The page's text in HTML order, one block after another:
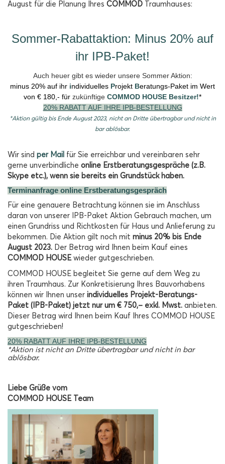
August für die Planung Ihres COMMOD Traumhauses:
Sommer-Rabattaktion: Minus 20% auf
ihr IPB-Paket!
Auch heuer gibt es wieder unsere Sommer Aktion:
minus 20% auf ihr individuelles Projekt Beratungs-Paket im Wert
von € 180,- für zukünftige COMMOD HOUSE Besitzer!*
20% RABATT AUF IHRE IPB-BESTELLUNG
*Aktion gültig bis Ende August 2023, nicht an Dritte übertragbarund nicht in
bar ablösbar.
Wir sind per Mail für Sie erreichbar und vereinbaren sehr
gerne unverbindliche online Erstberatungsgespräche (z.B.
Skype etc.), wenn sie bereits ein Grundstück haben.
Terminanfrage online Erstberatungsgespräch
Für eine genauere Betrachtung können sie im Anschluss
daran von unserer IPB-Paket Aktion Gebrauch machen, um
einen Grundriss und Richtkosten für Haus und Anlieferung zu
bekommen. Die Aktion gilt noch mit minus 20% bis Ende
August 2023. Der Betrag wird Ihnen beim Kauf eines
COMMOD HOUSEwieder gutgeschrieben.
COMMOD HOUSE begleitet Sie gerne auf dem Weg zu
ihren Traumhaus. Zur Konkretisierung Ihres Bauvorhabens
können wir Ihnen unser individuelles Projekt-Beratungs-
Paket (IPB-Paket) jetzt nur um € 750,– exkl. Mwst. anbieten.
Dieser Betrag wird Ihnen beim Kauf Ihres COMMOD HOUSE
gutgeschrieben!
20% RABATT AUF IHRE IPB-BESTELLUNG
*Aktion ist nicht an Dritte übertragbar und nicht in bar
ablösbar.
Liebe Grüße vom
COMMOD HOUSE Team